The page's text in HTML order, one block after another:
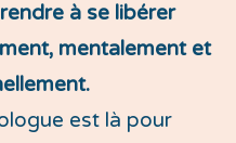
à se libérer
mentalement et
est là pour